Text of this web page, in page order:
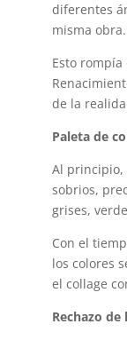
diferentes
misma obra.
Esto
de la
Paleta de
Al principio,
sobrios,
grises,
Con el
los colores
el collage
Rechazo